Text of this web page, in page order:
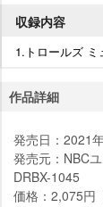
収録内容
1.トロールズ ミ
作品詳細
発売日：2021
発売元：NBC
DRBX-1045
価格：2,075円